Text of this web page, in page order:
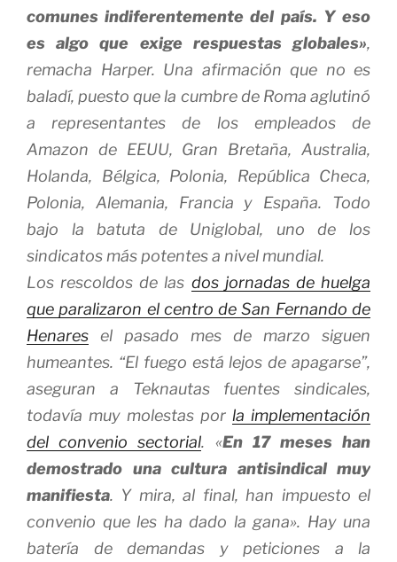
comunes indiferentemente del país. Y eso
es algo que exige respuestas globales»,
remacha Harper. Una afirmación que no es
baladí, puesto que la cumbre de Roma aglutinó
a representantes de los empleados de
Amazon de EEUU, Gran Bretaña, Australia,
Holanda, Bélgica, Polonia, República Checa,
Polonia, Alemania, Francia y España. Todo
bajo la batuta de Uniglobal, uno de los
sindicatos más potentes a nivel mundial.
Los rescoldos de las dos jornadas de huelga
que paralizaron el centro de San Fernando de
Henares el pasado mes de marzo siguen
humeantes. “El fuego está lejos de apagarse”,
aseguran a Teknautas fuentes sindicales,
todavía muy molestas por la implementación
del convenio sectorial. «En 17 meses han
demostrado una cultura antisindical muy
manifiesta. Y mira, al final, han impuesto el
convenio que les ha dado la gana». Hay una
batería de demandas y peticiones a la